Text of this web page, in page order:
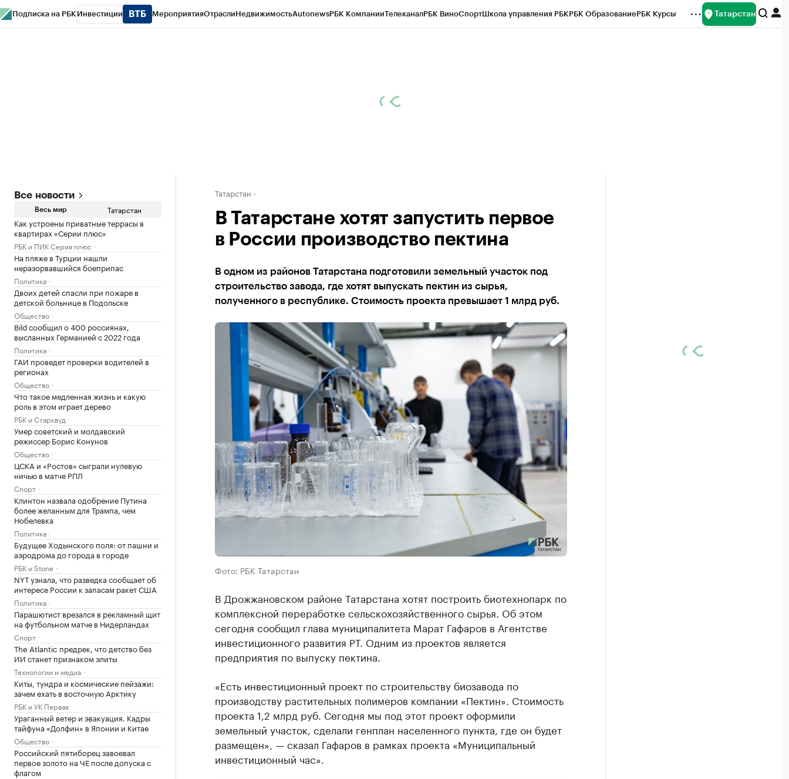
Подписка на РБК Инвестиции МероприятияОтраслиНедвижимостьAutonewsРБК КомпанииТелеканалРБК ВиноСпортШкола управления РБКРБК ОбразованиеРБК Курсы Татарстан
Все новости
Весь мир Татарстан
Как устроены приватные террасы в
квартирах «Серии плюс»
РБК и ПИК Серия плюс
На пляже в Турции нашли
неразорвавшийся боеприпас
Политика
Двоих детей спасли при пожаре в
детской больнице в Подольске
Общество
Bild сообщил о 400 россиянах,
высланных Германией с 2022 года
Политика
ГАИ проведет проверки водителей в
регионах
Общество
Что такое медленная жизнь и какую
роль в этом играет дерево
РБК и Старквуд
Умер советский и молдавский
режиссер Борис Конунов
Общество
ЦСКА и «Ростов» сыграли нулевую
ничью в матче РПЛ
Спорт
Клинтон назвала одобрение Путина
более желанным для Трампа, чем
Нобелевка
Политика
Будущее Ходынского поля: от пашни и
аэродрома до города в городе
РБК и Stone
NYT узнала, что разведка сообщает об
интересе России к запасам ракет США
Политика
Парашютист врезался в рекламный щит
на футбольном матче в Нидерландах
Спорт
The Atlantic предрек, что детство без
ИИ станет признаком элиты
Технологии и медиа
Киты, тундра и космические пейзажи:
зачем ехать в восточную Арктику
РБК и УК Первая
Ураганный ветер и эвакуация. Кадры
тайфуна «Долфин» в Японии и Китае
Общество
Российский пятиборец завоевал
первое золото на ЧЕ после допуска с
флагом
Татарстан
В Татарстане хотят запустить первое
в России производство пектина
В одном из районов Татарстана подготовили земельный участок под
строительство завода, где хотят выпускать пектин из сырья,
полученного в республике. Стоимость проекта превышает 1 млрд руб.
Фото: РБК Татарстан
В Дрожжановском районе Татарстана хотят построить биотехнопарк по
комплексной переработке сельскохозяйственного сырья. Об этом
сегодня сообщил глава муниципалитета Марат Гафаров в Агентстве
инвестиционного развития РТ. Одним из проектов является
предприятия по выпуску пектина.
«Есть инвестиционный проект по строительству биозавода по
производству растительных полимеров компании «Пектин». Стоимость
проекта 1,2 млрд руб. Сегодня мы под этот проект оформили
земельный участок, сделали генплан населенного пункта, где он будет
размещен», — сказал Гафаров в рамках проекта «Муниципальный
инвестиционный час».